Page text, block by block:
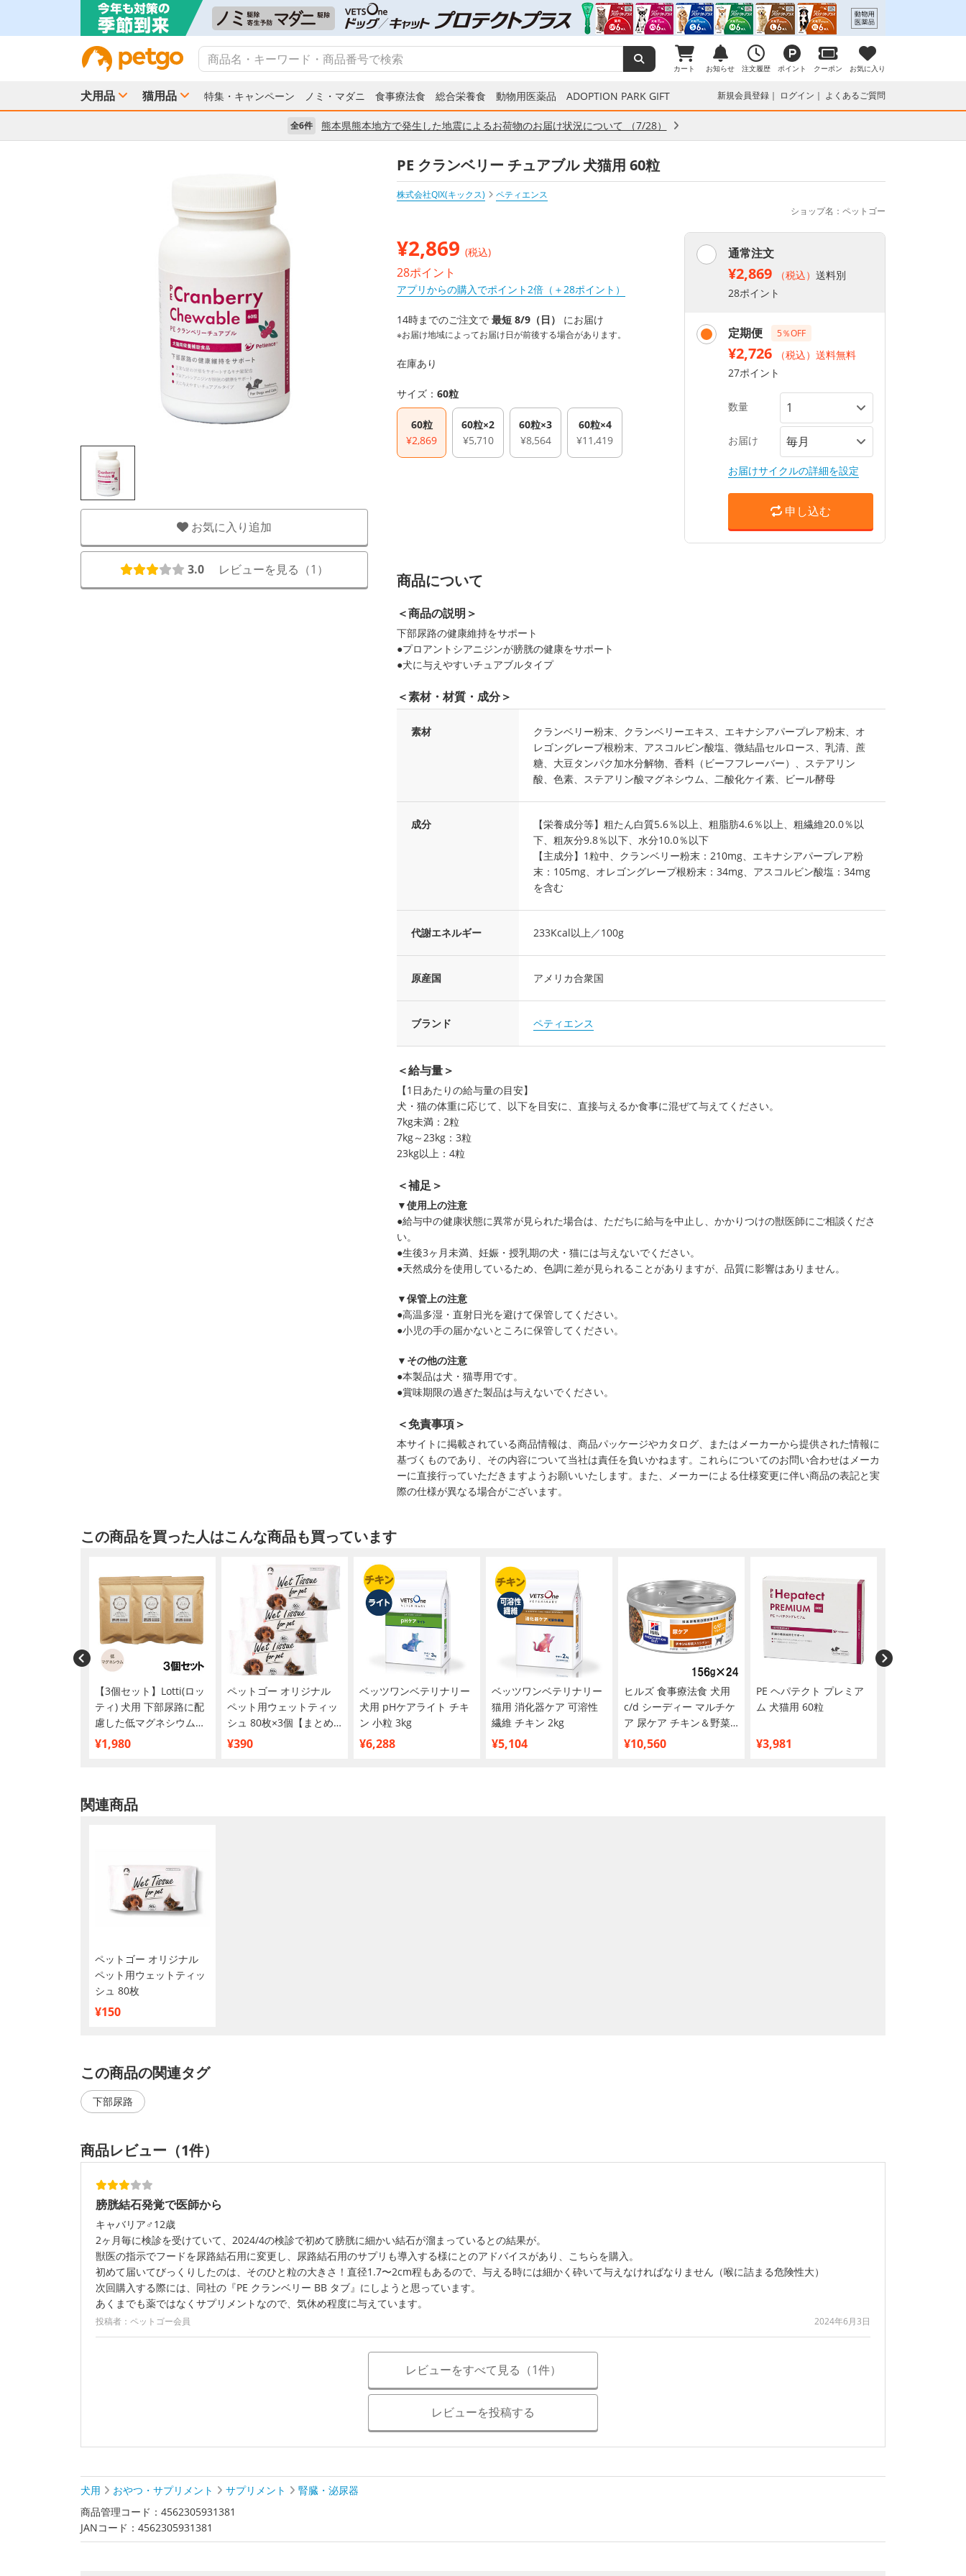
カート お知らせ 注文履歴 ポイント クーポン お気に入り
犬用品 猫用品 特集・キャンペーン ノミ・マダニ 食事療法食 総合栄養食 動物用医薬品 ADOPTION PARK GIFT 新規会員登録 ログイン よくあるご質問
全6件 熊本県熊本地方で発生した地震によるお荷物のお届け状況について （7/28）
お気に入り追加
3.0 レビューを見る（1 ）
PE クランベリー チュアブル 犬猫用 60粒
株式会社QIX(キックス)
ペティエンス
ショップ名：ペットゴー
¥2,869 (税込)
28ポイント
アプリからの購入でポイント2倍（＋28ポイント）
14時までのご注文で 最短 8/9（日） にお届け
※お届け地域によってお届け日が前後する場合があります。
在庫あり
サイズ： 60粒
60粒
¥2,869
60粒×2
¥5,710
60粒×3
¥8,564
60粒×4
¥11,419
通常注文
¥2,869 （税込） 送料別
28ポイント
定期便 5％OFF
¥2,726
（税込）送料無料
27ポイント
数量
お届け
お届けサイクルの詳細を設定
申し込む
商品について
＜商品の説明＞
下部尿路の健康維持をサポート
●プロアントシアニジンが膀胱の健康をサポート
●犬に与えやすいチュアブルタイプ
＜素材・材質・成分＞
素材
クランベリー粉末、クランベリーエキス、エキナシアパープレア粉末、オ
レゴングレープ根粉末、アスコルビン酸塩、微結晶セルロース、乳清、蔗
糖、大豆タンパク加水分解物、香料（ビーフフレーバー）、ステアリン
酸、色素、ステアリン酸マグネシウム、二酸化ケイ素、ビール酵母
成分
【栄養成分等】粗たん白質5.6％以上、粗脂肪4.6％以上、粗繊維20.0％以
下、粗灰分9.8％以下、水分10.0％以下
【主成分】1粒中、クランベリー粉末：210mg、エキナシアパープレア粉
末：105mg、オレゴングレープ根粉末：34mg、アスコルビン酸塩：34mg
を含む
代謝エネルギー 233Kcal以上／100g
原産国 アメリカ合衆国
ブランド ペティエンス
＜給与量＞
【1日あたりの給与量の目安】
犬・猫の体重に応じて、以下を目安に、直接与えるか食事に混ぜて与えてください。
7kg未満：2粒
7kg～23kg：3粒
23kg以上：4粒
＜補足＞
▼使用上の注意
●給与中の健康状態に異常が見られた場合は、ただちに給与を中止し、かかりつけの獣医師にご相談くださ
い。
●生後3ヶ月未満、妊娠・授乳期の犬・猫には与えないでください。
●天然成分を使用しているため、色調に差が見られることがありますが、品質に影響はありません。
▼保管上の注意
●高温多湿・直射日光を避けて保管してください。
●小児の手の届かないところに保管してください。
▼その他の注意
●本製品は犬・猫専用です。
●賞味期限の過ぎた製品は与えないでください。
＜免責事項＞
本サイトに掲載されている商品情報は、商品パッケージやカタログ、またはメーカーから提供された情報に
基づくものであり、その内容について当社は責任を負いかねます。これらについてのお問い合わせはメーカ
ーに直接行っていただきますようお願いいたします。また、メーカーによる仕様変更に伴い商品の表記と実
際の仕様が異なる場合がございます。
この商品を買った人はこんな商品も買っています
【3個セット】Lotti(ロッ
ティ) 犬用 下部尿路に配
慮した低マグネシウムト
リーツ 50g
¥1,980
ペットゴー オリジナル
ペット用ウェットティッ
シュ 80枚×3個【まとめ
買い】
¥390
ベッツワンベテリナリー
犬用 pHケアライト チキ
ン 小粒 3kg
¥6,288
ベッツワンベテリナリー
猫用 消化器ケア 可溶性
繊維 チキン 2kg
¥5,104
ヒルズ 食事療法食 犬用
c/d シーディー マルチケ
ア 尿ケア チキン＆野菜
入りシチュー缶 156g×24
¥10,560
PE ヘパテクト プレミア
ム 犬猫用 60粒
¥3,981
関連商品
ペットゴー オリジナル
ペット用ウェットティッ
シュ 80枚
¥150
この商品の関連タグ
下部尿路
商品レビュー（1件）
膀胱結石発覚で医師から
キャバリア♂12歳
2ヶ月毎に検診を受けていて、2024/4の検診で初めて膀胱に細かい結石が溜まっているとの結果が。
獣医の指示でフードを尿路結石用に変更し、尿路結石用のサプリも導入する様にとのアドバイスがあり、こちらを購入。
初めて届いてびっくりしたのは、そのひと粒の大きさ！直径1.7〜2cm程もあるので、与える時には細かく砕いて与えなければなりません（喉に詰まる危険性大）
次回購入する際には、同社の『PE クランベリー BB タブ』にしようと思っています。
あくまでも薬ではなくサプリメントなので、気休め程度に与えています。
投稿者：ペットゴー会員 2024年6月3日
レビューをすべて見る（1件）
レビューを投稿する
犬用 おやつ・サプリメント サプリメント
腎臓・泌尿器
商品管理コード：4562305931381
JANコード：4562305931381